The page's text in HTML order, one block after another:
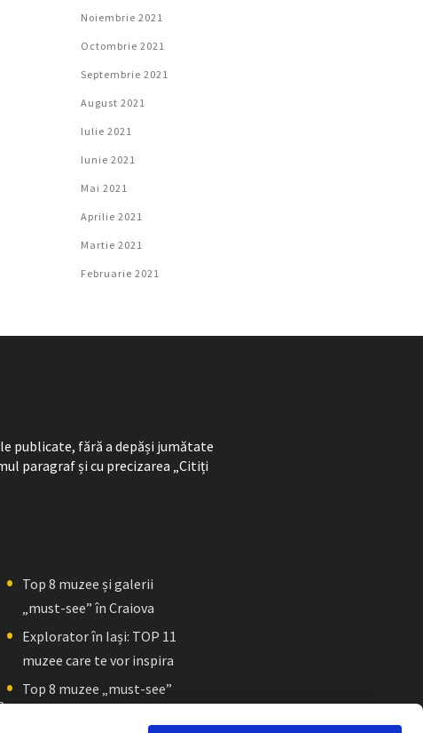
Noiembrie 2021
Octombrie 2021
Septembrie 2021
August 2021
Iulie 2021
Iunie 2021
Mai 2021
Aprilie 2021
Martie 2021
Februarie 2021
publicate, fără a depăși jumătate
paragraf și cu precizarea „Citiți
Top 8 muzee și galerii
„must-see” în Craiova
Explorator în Iași: TOP 11
muzee care te vor inspira
Top 8 muzee „must-see”